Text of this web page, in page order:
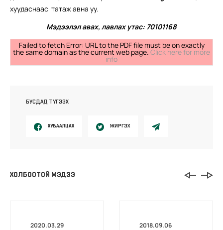
хуудаснаас татаж авна уу.
Мэдээлэл авах, лавлах утас: 70101168
Failed to fetch Error: URL to the PDF file must be on exactly
the same domain as the current web page. Click here for more
info
БУСДАД ТҮГЭЭХ
ХУВААЛЦАХ ЖИРГЭХ
ХОЛБООТОЙ МЭДЭЭ
2020.03.29 2018.09.06